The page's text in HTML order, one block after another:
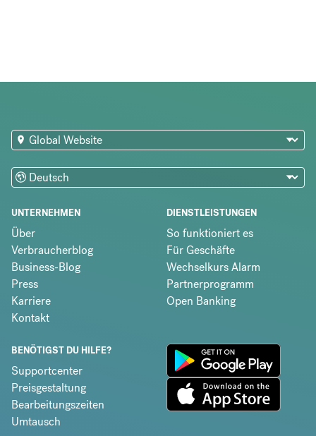
UNTERNEHMEN
Über
Verbraucherblog
Business-Blog
Press
Karriere
Kontakt
DIENSTLEISTUNGEN
So funktioniert es
Für Geschäfte
Wechselkurs Alarm
Partnerprogramm
Open Banking
BENÖTIGST DU HILFE?
Supportcenter
Preisgestaltung
Bearbeitungszeiten
Umtausch